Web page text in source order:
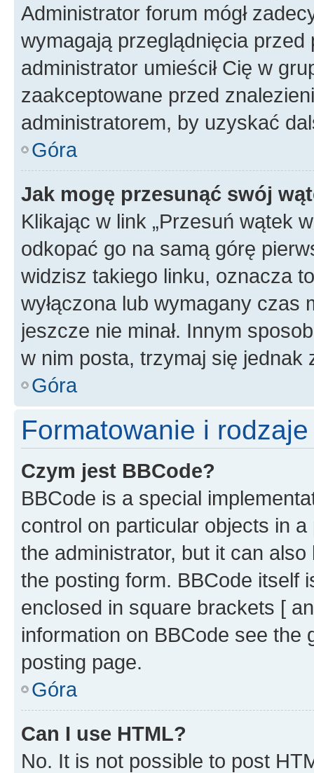
Administrator forum mógł
wymagają przeglądnięcia
administrator umieścił Cię w
zaakceptowane przed
administratorem, by uzyskać
Góra
Jak mogę przesunąć swój
Klikając w link „Przesuń wątek
odkopać go na samą górę
widzisz takiego linku, oznacza
wyłączona lub wymagany czas
jeszcze nie minał. Innym
w nim posta, trzymaj się jednak
Góra
Formatowanie i
Czym jest BBCode?
BBCode is a special
control on particular objects in
the administrator, but it can
the posting form. BBCode itself
enclosed in square brackets [
information on BBCode see
posting page.
Góra
Can I use HTML?
No. It is not possible to post